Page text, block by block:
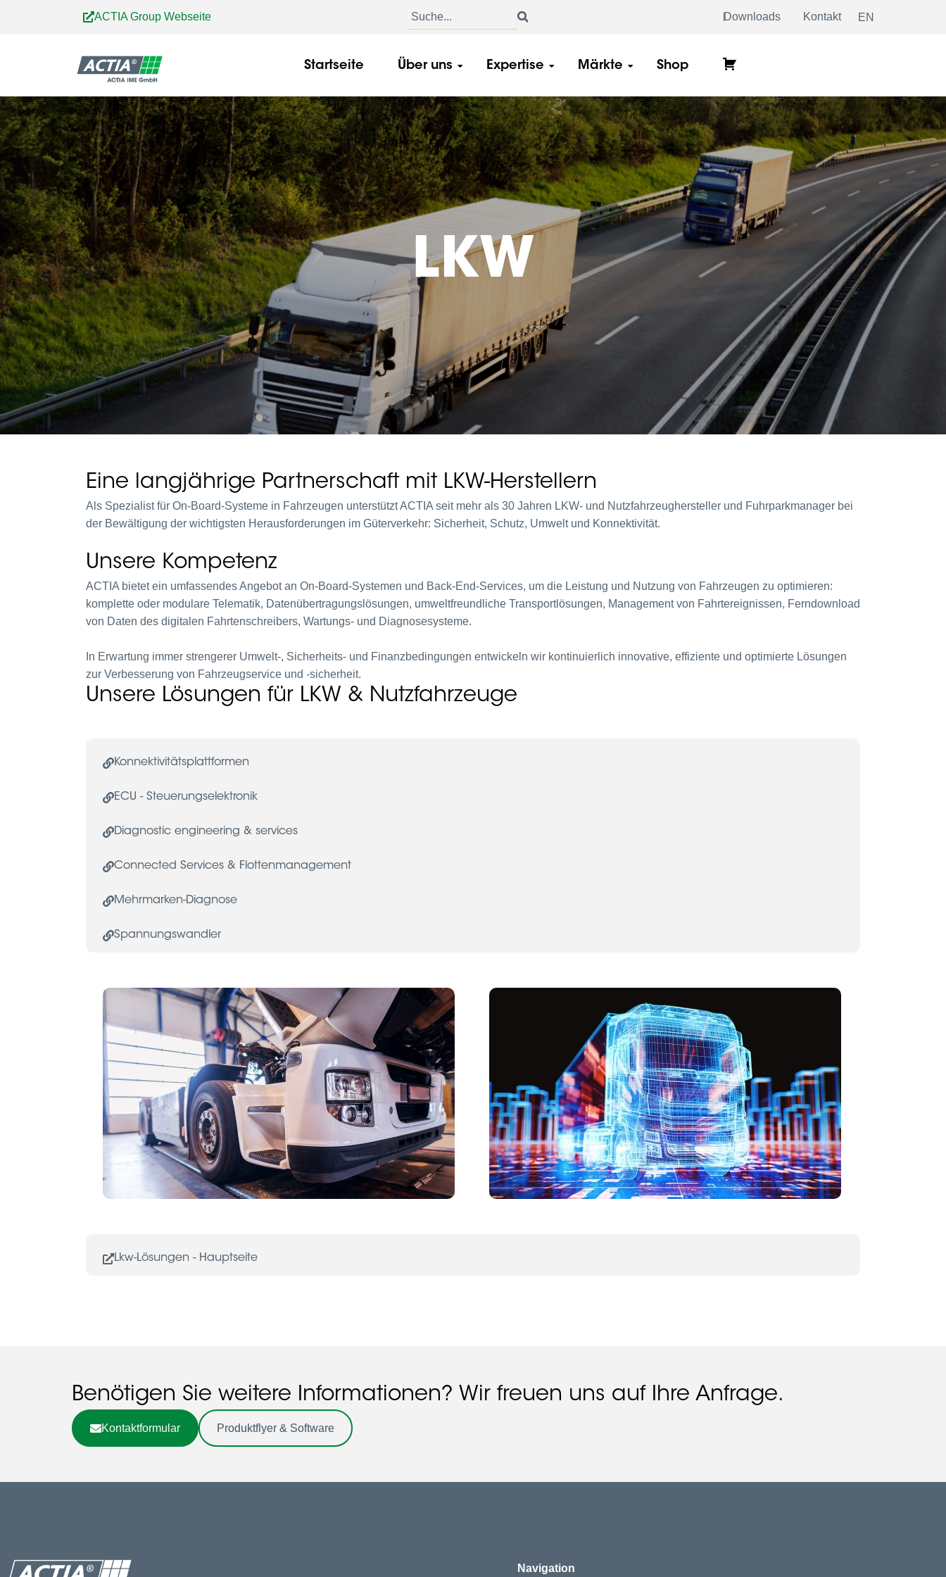
ACTIA Group Webseite Downloads Kontakt EN
Startseite Über uns Expertise Märkte Shop
LKW
Eine langjährige Partnerschaft mit LKW-Herstellern
Als Spezialist für On-Board-Systeme in Fahrzeugen unterstützt ACTIA seit mehr als 30 Jahren LKW- und Nutzfahrzeughersteller und Fuhrparkmanager bei
der Bewältigung der wichtigsten Herausforderungen im Güterverkehr: Sicherheit, Schutz, Umwelt und Konnektivität.
Unsere Kompetenz
ACTIA bietet ein umfassendes Angebot an On-Board-Systemen und Back-End-Services, um die Leistung und Nutzung von Fahrzeugen zu optimieren:
komplette oder modulare Telematik, Datenübertragungslösungen, umweltfreundliche Transportlösungen, Management von Fahrtereignissen, Ferndownload
von Daten des digitalen Fahrtenschreibers, Wartungs- und Diagnosesysteme.
In Erwartung immer strengerer Umwelt-, Sicherheits- und Finanzbedingungen entwickeln wir kontinuierlich innovative, effiziente und optimierte Lösungen
zur Verbesserung von Fahrzeugservice und -sicherheit.
Unsere Lösungen für LKW & Nutzfahrzeuge
Konnektivitätsplattformen
ECU - Steuerungselektronik
Diagnostic engineering & services
Connected Services & Flottenmanagement
Mehrmarken-Diagnose
Spannungswandler
Lkw-Lösungen - Hauptseite
Benötigen Sie weitere Informationen? Wir freuen uns auf Ihre Anfrage.
Kontaktformular Produktflyer & Software
Navigation